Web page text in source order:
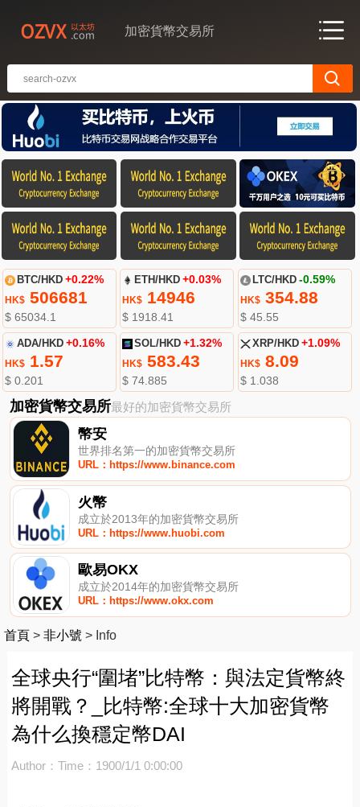
加密貨幣交易所
BTC/HKD +0.22%
HK$506681
$ 65034.1
ETH/HKD +0.03%
HK$ 14946
$ 1918.41
LTC/HKD -0.59%
HK$354.88
$ 45.55
ADA/HKD +0.16%
HK$1.57
$ 0.201
SOL/HKD +1.32%
HK$ 583.43
$ 74.885
XRP/HKD +1.09%
HK$8.09
$ 1.038
加密貨幣交易所最好的加密貨幣交易所
幣安
世界排名第一的加密貨幣交易所
URL：https://www.binance.com
火幣
成立於2013年的加密貨幣交易所
URL：https://www.huobi.com
歐易OKX
成立於2014年的加密貨幣交易所
URL：https://www.okx.com
首頁 > 非小號 > Info
全球央行“圍堵”比特幣：與法定貨幣終
將開戰？_比特幣:全球十大加密貨幣
為什么換穩定幣DAI
Author： Time：1900/1/1 0:00:00